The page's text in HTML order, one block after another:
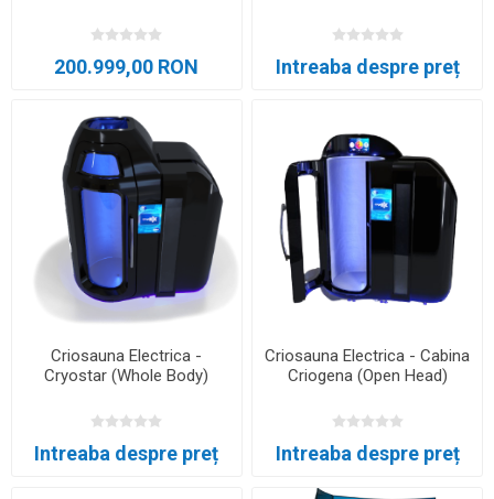
200.999,00 RON Intreaba despre preț
Criosauna Electrica -
Cryostar (Whole Body)
Intreaba despre preț
Criosauna Electrica - Cabina
Criogena (Open Head)
Intreaba despre preț